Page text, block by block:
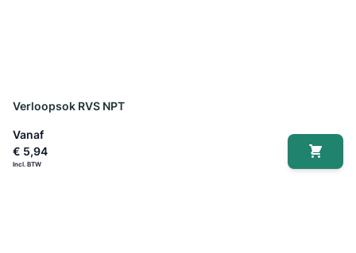
Verloopsok RVS NPT
Vanaf
€ 5,94